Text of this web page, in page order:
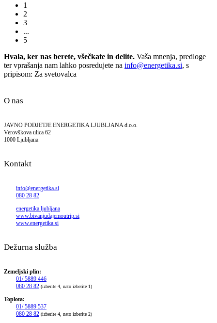
1
2
3
...
5
Hvala, ker nas berete, všečkate in delite. Vaša mnenja, predloge
ter vprašanja nam lahko posredujete na info@energetika.si, s
pripisom: Za svetovalca
O nas
JAVNO PODJETJE ENERGETIKA LJUBLJANA d.o.o.
Verovškova ulica 62
1000 Ljubljana
Kontakt
info@energetika.si
080 28 82
energetika.ljubljana
www.bivanjudajemoutrip.si
www.energetika.si
Dežurna služba
Zemeljski plin:
01/ 5889 446
080 28 82 (izberite 4, nato izberite 1)
Toplota:
01/ 5889 537
080 28 82 (izberite 4, nato izberite 2)